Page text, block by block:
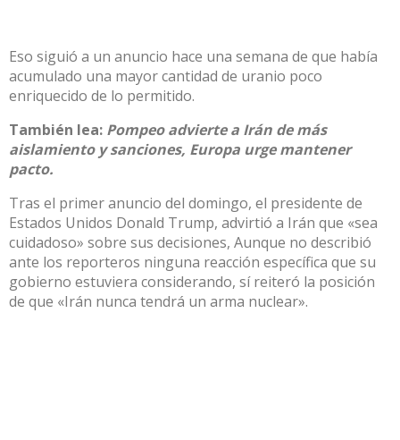
Eso siguió a un anuncio hace una semana de que había
acumulado una mayor cantidad de uranio poco
enriquecido de lo permitido.
También lea: Pompeo advierte a Irán de más
aislamiento y sanciones, Europa urge mantener
pacto.
Tras el primer anuncio del domingo, el presidente de
Estados Unidos Donald Trump, advirtió a Irán que «sea
cuidadoso» sobre sus decisiones, Aunque no describió
ante los reporteros ninguna reacción específica que su
gobierno estuviera considerando, sí reiteró la posición
de que «Irán nunca tendrá un arma nuclear».